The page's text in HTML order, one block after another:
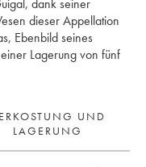
dank seiner
dieser Appellation
Ebenbild seines
Lagerung von fünf
UND
LAGERUNG